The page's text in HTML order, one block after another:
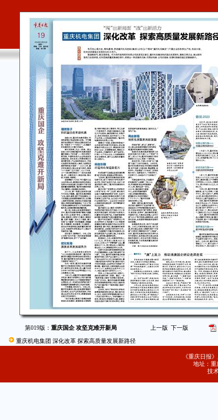
第019版：重庆国企 攻坚克难开新局 上一版 下一版
重庆机电集团 深化改革 探索高质量发展新路径
《重庆日报
地址：重
技